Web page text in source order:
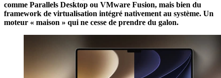
comme Parallels Desktop ou VMware Fusion, mais bien du
framework de virtualisation intégré nativement au système. Un
moteur « maison » qui ne cesse de prendre du galon.